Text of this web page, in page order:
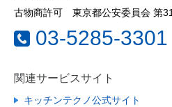
古物商許可 東京都公安委員会 第
03-5285-3301
関連サービスサイト
キッチンテクノ公式サイト